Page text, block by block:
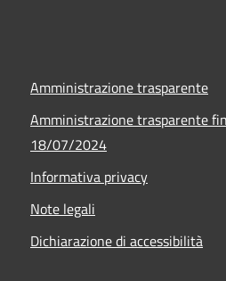
Amministrazione trasparente
Amministrazione trasparente
18/07/2024
Informativa privacy
Note legali
Dichiarazione di accessibilità